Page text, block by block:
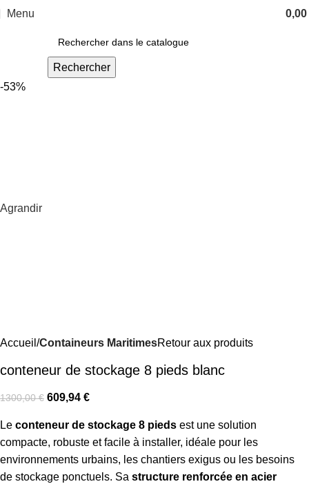
Menu 0,00
Rechercher
-53%
Agrandir
Accueil Containeurs MaritimesRetour aux produits
conteneur de stockage 8 pieds blanc
1300,00€ 609,94 €
Le conteneur de stockage 8 pieds est une solution
compacte, robuste et facile à installer, idéale pour les
environnements urbains, les chantiers exigus ou les besoins
de stockage ponctuels. Sa structure renforcée en acier